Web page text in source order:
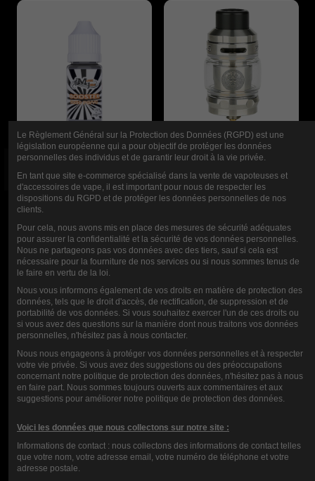
BOOSTER
MUSIC JUICE
10ML-20MG
0,90 €
CLEAROMIZER
ZEUS Z SUB-
OHM 5ML
GEEKVAPE
RANG
Le Règlement Général sur la Protection des Données (RGPD) est une
législation européenne qui a pour objectif de protéger les données
personnelles des individus et de garantir leur droit à la vie privée.
En tant que site e-commerce spécialisé dans la vente de vapoteuses et
d'accessoires de vape, il est important pour nous de respecter les
dispositions du RGPD et de protéger les données personnelles de nos
clients.
Pour cela, nous avons mis en place des mesures de sécurité adéquates
pour assurer la confidentialité et la sécurité de vos données personnelles.
Nous ne partageons pas vos données avec des tiers, sauf si cela est
nécessaire pour la fourniture de nos services ou si nous sommes tenus de
le faire en vertu de la loi.
Nous vous informons également de vos droits en matière de protection des
données, tels que le droit d'accès, de rectification, de suppression et de
portabilité de vos données. Si vous souhaitez exercer l'un de ces droits ou
si vous avez des questions sur la manière dont nous traitons vos données
personnelles, n'hésitez pas à nous contacter.
Nous nous engageons à protéger vos données personnelles et à respecter
votre vie privée. Si vous avez des suggestions ou des préoccupations
concernant notre politique de protection des données, n'hésitez pas à nous
en faire part. Nous sommes toujours ouverts aux commentaires et aux
suggestions pour améliorer notre politique de protection des données.
Voici les données que nous collectons sur notre site :
Informations de contact : nous collectons des informations de contact telles
que votre nom, votre adresse email, votre numéro de téléphone et votre
adresse postale.